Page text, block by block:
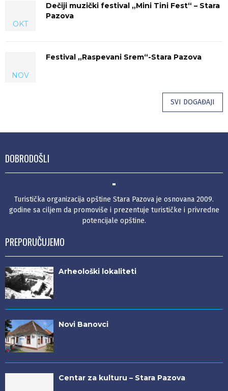
OKT
Dečiji muzički festival „Mini Tini Fest“ – Stara
Pazova
NOV
Festival „Raspevani Srem“-Stara Pazova
SVI DOGAĐAJI
DOBRODOŠLI
Turistička organizacija opštine Stara Pazova je osnovana 2009.
godine sa ciljem da promoviše i prezentuje turističke i privredne
potencijale opštine.
PREPORUČUJEMO
Arheološki lokaliteti
Novi Banovci
Centar za kulturu – Stara Pazova